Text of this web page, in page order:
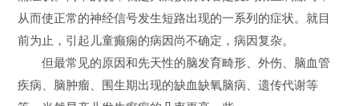
从而使正常的神经信号发生短路出现的一系列的症状。就目
前为止，引起儿童癫痫的病因尚不确定，病因复杂。
但最常见的原因和先天性的脑发育畸形、外伤、脑血管
疾病、脑肿瘤、围生期出现的缺血缺氧脑病、遗传代谢等